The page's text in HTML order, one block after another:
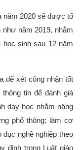
năm 2020 sẽ được tổ
năm 2019, nhằm
sinh sau 12 năm
để xét công nhận tốt
tin để đánh giá
dạy học nhằm nâng
phổ thông; làm cơ
nghề nghiệp theo
định trong Luật giáo